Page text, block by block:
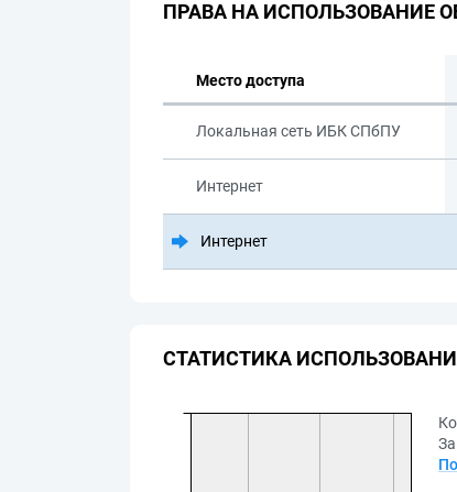
ПРАВА НА ИСПОЛЬЗОВАНИЕ
Место доступа
Локальная сеть ИБК СПбПУ
Интернет
Интернет
СТАТИСТИКА